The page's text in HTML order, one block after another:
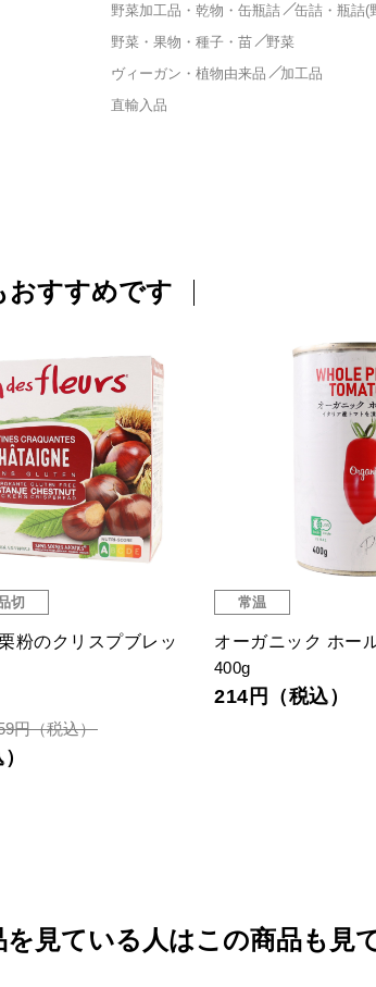
野菜加工品・乾物・缶瓶詰
缶詰・瓶詰(
野菜・果物・種子・苗
野菜
ヴィーガン・植物由来品
加工品
直輸入品
おすすめです
切
粉のクリスプブレッ
円（税込）
常温
オーガニック ホー
400g
214円（税込）
を見ている人はこの商品も見